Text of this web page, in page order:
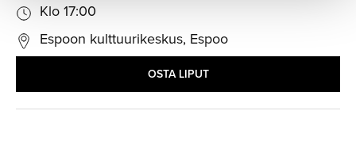
Klo 17:00
Espoon kulttuurikeskus, Espoo
OSTA LIPUT